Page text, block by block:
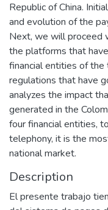
Republic of China.
and evolution of the
Next, we will proceed
the platforms that
financial entities of
regulations that have
analyzes the impact
generated in the
four financial entities,
telephony, it is the
national market.
Description
El presente trabajo